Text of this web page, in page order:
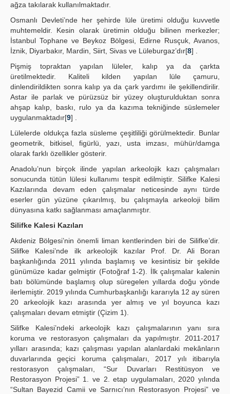
ağza takılarak kullanılmaktadır.
Osmanlı Devleti’nde her şehirde lüle üretimi olduğu kuvvetle
muhtemeldir. Kesin olarak üretimin olduğu bilinen merkezler;
İstanbul Tophane ve Beykoz Bölgesi, Edirne Rusçuk, Avanos,
İznik, Diyarbakır, Mardin, Siirt, Sivas ve Lüleburgaz’dır[8] .
Pişmiş topraktan yapılan lüleler, kalıp ya da çarkta
üretilmektedir. Kaliteli kilden yapılan lüle çamuru,
dinlendirildikten sonra kalıp ya da çark yardımı ile şekillendirilir.
Astar ile parlak ve pürüzsüz bir yüzey oluşturulduktan sonra
ahşap kalıp, baskı, rulo ya da kazıma tekniğinde süslemeler
uygulanmaktadır[9] .
Lülelerde oldukça fazla süsleme çeşitliliği görülmektedir. Bunlar
geometrik, bitkisel, figürlü, yazı, usta imzası, mühür/damga
olarak farklı özellikler gösterir.
Anadolu’nun birçok ilinde yapılan arkeolojik kazı çalışmaları
sonucunda tütün lülesi kullanımı tespit edilmiştir. Silifke Kalesi
Kazılarında devam eden çalışmalar neticesinde aynı türde
eserler gün yüzüne çıkarılmış, bu çalışmayla arkeoloji bilim
dünyasına katkı sağlanması amaçlanmıştır.
Silifke Kalesi Kazıları
Akdeniz Bölgesi’nin önemli liman kentlerinden biri de Silifke’dir.
Silifke Kalesi’nde ilk arkeolojik kazılar Prof. Dr. Ali Boran
başkanlığında 2011 yılında başlamış ve kesintisiz bir şekilde
günümüze kadar gelmiştir (Fotoğraf 1-2). İlk çalışmalar kalenin
batı bölümünde başlamış olup süregelen yıllarda doğu yönde
ilerlemiştir. 2019 yılında Cumhurbaşkanlığı kararıyla 12 ay süren
20 arkeolojik kazı arasında yer almış ve yıl boyunca kazı
çalışmaları devam etmiştir (Çizim 1).
Silifke Kalesi’ndeki arkeolojik kazı çalışmalarının yanı sıra
koruma ve restorasyon çalışmaları da yapılmıştır. 2011-2017
yılları arasında; kazı çalışması yapılan alanlardaki mekânların
duvarlarında geçici koruma çalışmaları, 2017 yılı itibarıyla
restorasyon çalışmaları, “Sur Duvarları Restitüsyon ve
Restorasyon Projesi” 1. ve 2. etap uygulamaları, 2020 yılında
“Sultan Bayezid Camii ve Sarnıcı’nın Restorasyon Projesi” ve